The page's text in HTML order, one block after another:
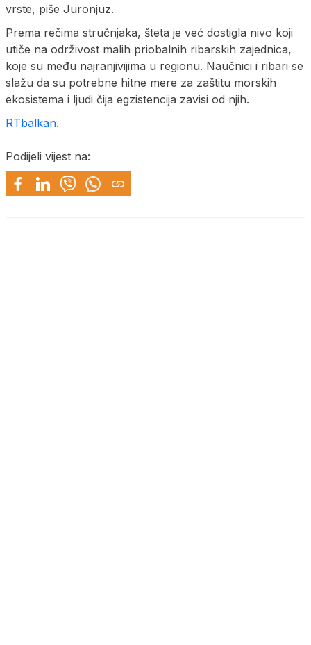
vrste, piše Juronjuz.
Prema rečima stručnjaka, šteta je već dostigla nivo koji
utiče na održivost malih priobalnih ribarskih zajednica,
koje su među najranjivijima u regionu. Naučnici i ribari se
slažu da su potrebne hitne mere za zaštitu morskih
ekosistema i ljudi čija egzistencija zavisi od njih.
RTbalkan.
Podijeli vijest na: